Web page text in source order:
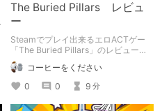
The Buried Pillars レビュ
ー
Steamでプレイ出来るエロACTゲー
「The Buried Pillars」のレビューで
す。
コーヒーをください
0
0 9 分